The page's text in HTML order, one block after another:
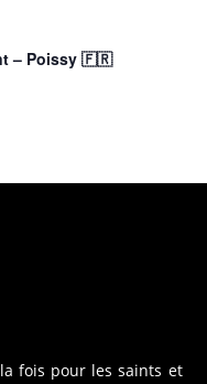
– Poissy 🇫🇷
fois pour les saints et